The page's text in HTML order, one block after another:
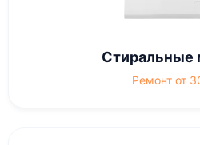
Ремонт от